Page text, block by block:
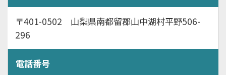
〒401-0502 山梨県南都留郡山中湖村平野506-
296
電話番号